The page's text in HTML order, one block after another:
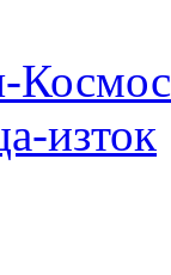
Космос
изток